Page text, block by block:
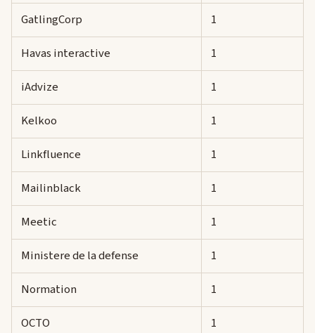
GatlingCorp
1
Havas interactive
1
iAdvize
1
Kelkoo
1
Linkfluence
1
Mailinblack
1
Meetic
1
Ministere de la defense
1
Normation
1
OCTO
1